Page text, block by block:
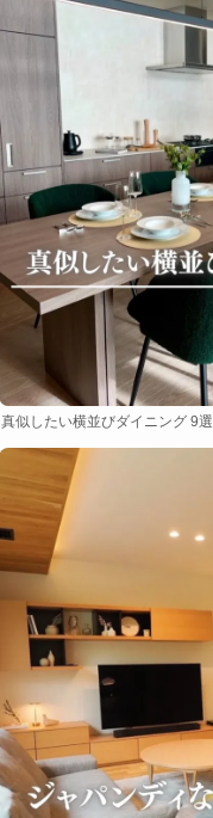
真似したい横並びダイニング 9選